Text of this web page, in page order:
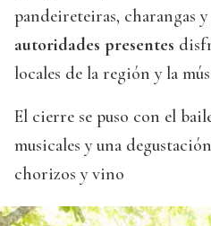
pandeireteiras, charangas
autoridades presentes
locales de la región y la
El cierre se puso con el
musicales y una
chorizos y vino